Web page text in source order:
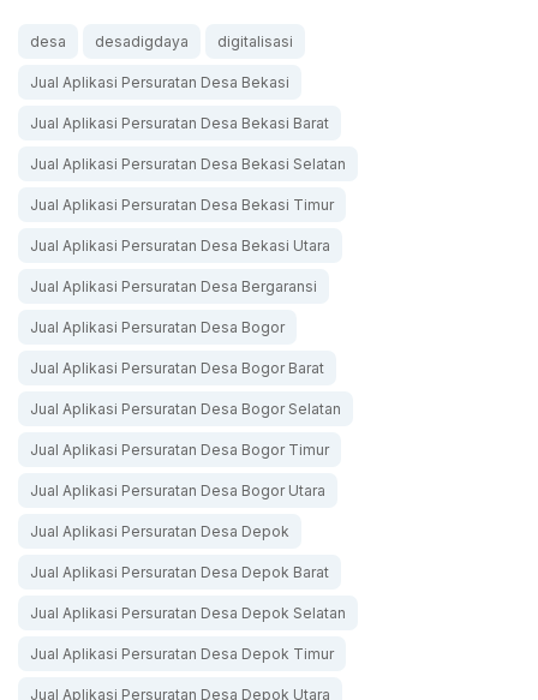
desa desadigdaya digitalisasi
Jual Aplikasi Persuratan Desa Bekasi
Jual Aplikasi Persuratan Desa Bekasi Barat
Jual Aplikasi Persuratan Desa Bekasi Selatan
Jual Aplikasi Persuratan Desa Bekasi Timur
Jual Aplikasi Persuratan Desa Bekasi Utara
Jual Aplikasi Persuratan Desa Bergaransi
Jual Aplikasi Persuratan Desa Bogor
Jual Aplikasi Persuratan Desa Bogor Barat
Jual Aplikasi Persuratan Desa Bogor Selatan
Jual Aplikasi Persuratan Desa Bogor Timur
Jual Aplikasi Persuratan Desa Bogor Utara
Jual Aplikasi Persuratan Desa Depok
Jual Aplikasi Persuratan Desa Depok Barat
Jual Aplikasi Persuratan Desa Depok Selatan
Jual Aplikasi Persuratan Desa Depok Timur
Jual Aplikasi Persuratan Desa Depok Utara